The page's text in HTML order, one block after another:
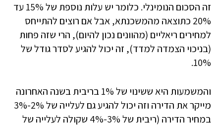
זה הסכום הנומינלי. כלומר יש עלות נוספת של 15% עד
20% כתוצאה מהמשכנתא, אבל אם רוצים להתייחס
למחירים ריאליים (מהוונים נכון להיום), הרי שזה פחות
(בניכוי הצמדה למדד), זה יכול להגיע לסדר גודל של
10%.
והמשמעות היא ששינוי של 1% בריבית בשנה האחרונה
מייקר את הדירה וזה יכול להגיע גם לעלייה של 2%-3%
במחיר הדירה (ריבית של 3%-4% שקולה לעלייה של